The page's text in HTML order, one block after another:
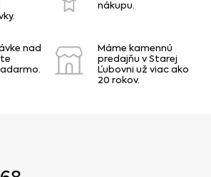
nákupu.
nad
Máme kamennú
predajňu v Starej
Ľubovni už viac ako
20 rokov.